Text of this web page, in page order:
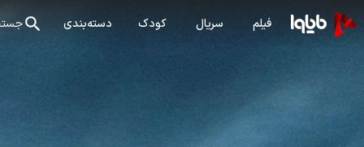
فیلم سریال کودک دسته‌بندی